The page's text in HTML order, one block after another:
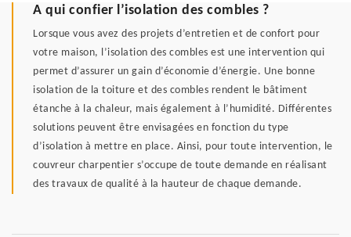
A qui confier l’isolation des combles ?
Lorsque vous avez des projets d’entretien et de confort pour
votre maison, l’isolation des combles est une intervention qui
permet d’assurer un gain d’économie d’énergie. Une bonne
isolation de la toiture et des combles rendent le bâtiment
étanche à la chaleur, mais également à l’humidité. Différentes
solutions peuvent être envisagées en fonction du type
d’isolation à mettre en place. Ainsi, pour toute intervention, le
couvreur charpentier s’occupe de toute demande en réalisant
des travaux de qualité à la hauteur de chaque demande.